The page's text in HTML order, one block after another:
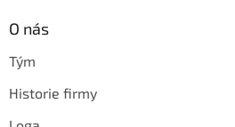
O nás
Tým
Historie firmy